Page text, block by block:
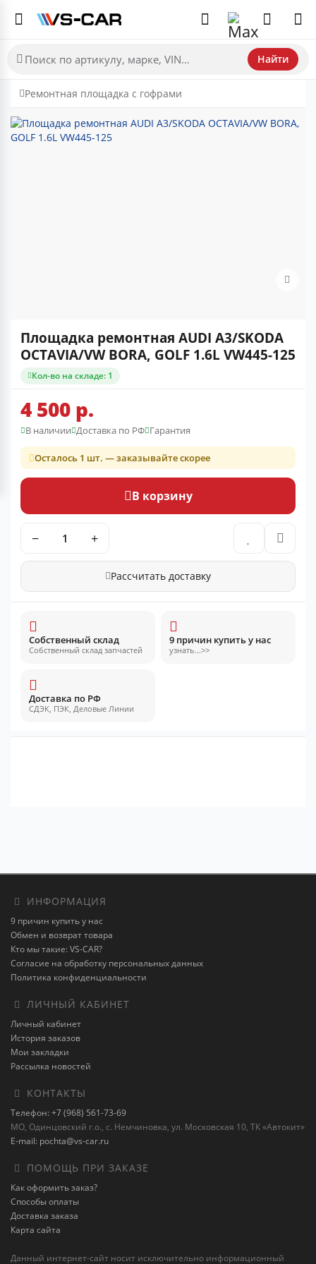
Найти
Ремонтная площадка с гофрами
Площадка ремонтная AUDI A3/SKODA
OCTAVIA/VW BORA, GOLF 1.6L VW445-125
Кол-во на складе: 1
4 500 р.
В наличии Доставка по РФ Гарантия
Осталось 1 шт. — заказывайте скорее
В корзину
− +
Рассчитать доставку
Собственный склад
Собственный склад запчастей
9 причин купить у нас
узнать...>>
Доставка по РФ
СДЭК, ПЭК, Деловые Линии
ИНФОРМАЦИЯ
9 причин купить у нас
Обмен и возврат товара
Кто мы такие: VS-CAR?
Согласие на обработку персональных данных
Политика конфиденциальности
ЛИЧНЫЙ КАБИНЕТ
Личный кабинет
История заказов
Мои закладки
Рассылка новостей
КОНТАКТЫ
Телефон: +7 (968) 561-73-69
МО, Одинцовский г.о., с. Немчиновка, ул. Московская 10, ТК «Автокит»
E-mail: pochta@vs-car.ru
ПОМОЩЬ ПРИ ЗАКАЗЕ
Как оформить заказ?
Способы оплаты
Доставка заказа
Карта сайта
Данный интернет-сайт носит исключительно информационный